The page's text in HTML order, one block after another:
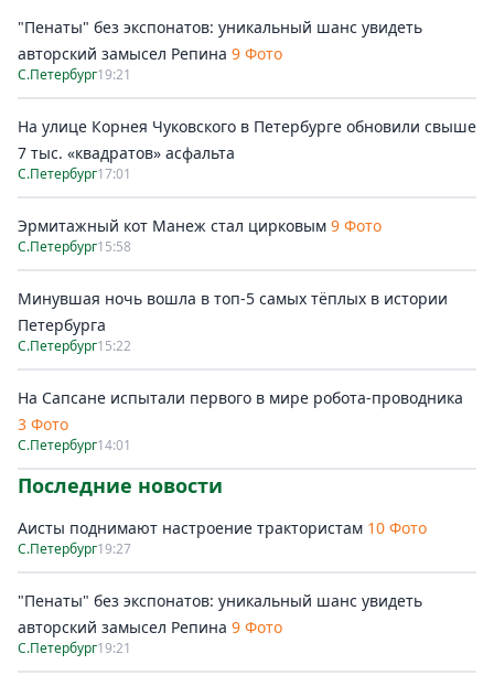
"Пенаты" без экспонатов: уникальный шанс увидеть
авторский замысел Репина 9 Фото
С.Петербург19:21
На улице Корнея Чуковского в Петербурге обновили свыше
7 тыс. «квадратов» асфальта
С.Петербург17:01
Эрмитажный кот Манеж стал цирковым 9 Фото
С.Петербург15:58
Минувшая ночь вошла в топ-5 самых тёплых в истории
Петербурга
С.Петербург15:22
На Сапсане испытали первого в мире робота-проводника
3 Фото
С.Петербург14:01
Последние новости
Аисты поднимают настроение трактористам 10 Фото
С.Петербург19:27
"Пенаты" без экспонатов: уникальный шанс увидеть
авторский замысел Репина 9 Фото
С.Петербург19:21